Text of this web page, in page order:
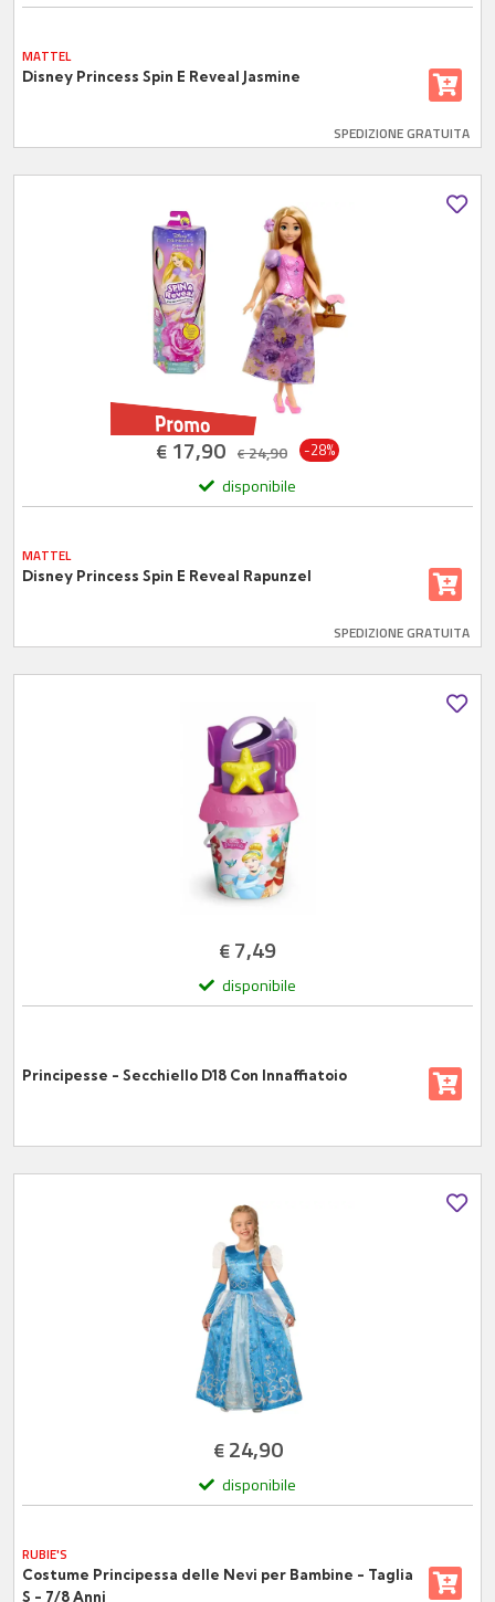
MATTEL
Disney Princess Spin E Reveal Jasmine
SPEDIZIONE GRATUITA
€ 17,90 €24,90 -28%
disponibile
MATTEL
Disney Princess Spin E Reveal Rapunzel
SPEDIZIONE GRATUITA
€7,49
disponibile
Principesse - Secchiello D18 Con Innaffiatoio
€24,90
disponibile
RUBIE'S
Costume Principessa delle Nevi per Bambine - Taglia
S - 7/8 Anni